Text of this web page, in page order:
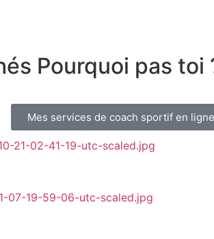
Pourquoi pas toi
Mes services de coach sportif en ligne